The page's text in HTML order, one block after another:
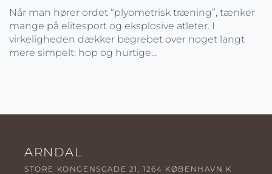
Når man hører ordet “plyometrisk træning”, tænker
mange på elitesport og eksplosive atleter. I
virkeligheden dækker begrebet over noget langt
mere simpelt: hop og hurtige...
ARNDAL
STORE KONGENSGADE 21, 1264 KØBENHAVN K